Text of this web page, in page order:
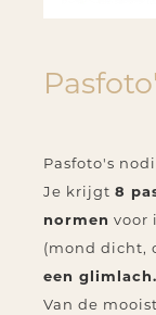
Pasfoto's
Je krijgt 8
normen voor
(mond dicht,
een glimlach.
Van de